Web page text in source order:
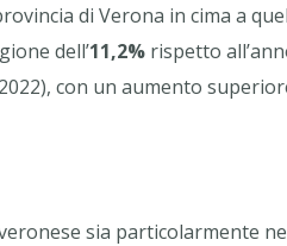
di Verona in cima a
dell’11,2% rispetto
con un aumento
sia particolarmente